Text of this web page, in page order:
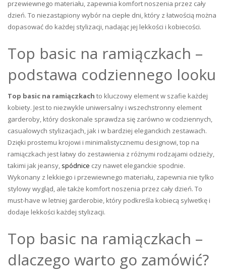
przewiewnego materiału, zapewnia komfort noszenia przez cały
dzień. To niezastąpiony wybór na ciepłe dni, który z łatwością można
dopasować do każdej stylizacji, nadając jej lekkości i kobiecości.
Top basic na ramiączkach –
podstawa codziennego looku
Top basic na ramiączkach to kluczowy element w szafie każdej
kobiety. Jest to niezwykle uniwersalny i wszechstronny element
garderoby, który doskonale sprawdza się zarówno w codziennych,
casualowych stylizacjach, jak i w bardziej eleganckich zestawach.
Dzięki prostemu krojowi i minimalistycznemu designowi, top na
ramiączkach jest łatwy do zestawienia z różnymi rodzajami odzieży,
takimi jak jeansy, spódnice czy nawet eleganckie spodnie.
Wykonany z lekkiego i przewiewnego materiału, zapewnia nie tylko
stylowy wygląd, ale także komfort noszenia przez cały dzień. To
must-have w letniej garderobie, który podkreśla kobiecą sylwetkę i
dodaje lekkości każdej stylizacji.
Top basic na ramiączkach –
dlaczego warto go zamówić?